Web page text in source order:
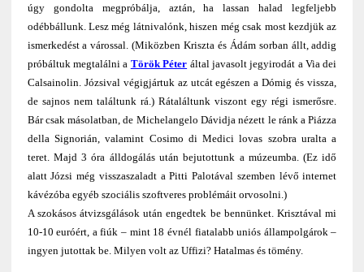
úgy gondolta megpróbálja, aztán, ha lassan halad legfeljebb
odébbállunk. Lesz még látnivalónk, hiszen még csak most kezdjük az
ismerkedést a várossal. (Miközben Kriszta és Ádám sorban állt, addig
próbáltuk megtalálni a Török Péter által javasolt jegyirodát a Via dei
Calsainolin. Józsival végigjártuk az utcát egészen a Dómig és vissza,
de sajnos nem találtunk rá.) Rátaláltunk viszont egy régi ismerősre.
Bár csak másolatban, de Michelangelo Dávidja nézett le ránk a Piázza
della Signorián, valamint Cosimo di Medici lovas szobra uralta a
teret. Majd 3 óra álldogálás után bejutottunk a múzeumba. (Ez idő
alatt Józsi még visszaszaladt a Pitti Palotával szemben lévő internet
kávézóba egyéb szociális szoftveres problémáit orvosolni.)
A szokásos átvizsgálások után engedtek be bennünket. Krisztával mi
10-10 euróért, a fiúk – mint 18 évnél fiatalabb uniós állampolgárok –
ingyen jutottak be. Milyen volt az Uffizi? Hatalmas és tömény.